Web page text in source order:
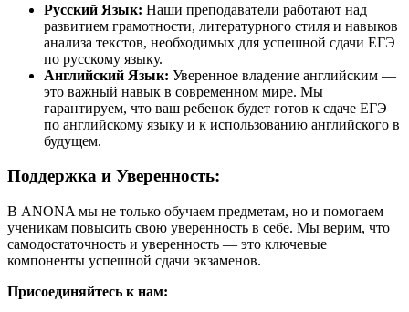
Русский Язык: Наши преподаватели работают над
развитием грамотности, литературного стиля и навыков
анализа текстов, необходимых для успешной сдачи ЕГЭ
по русскому языку.
Английский Язык: Уверенное владение английским —
это важный навык в современном мире. Мы
гарантируем, что ваш ребенок будет готов к сдаче ЕГЭ
по английскому языку и к использованию английского в
будущем.
Поддержка и Уверенность:
В ANONA мы не только обучаем предметам, но и помогаем
ученикам повысить свою уверенность в себе. Мы верим, что
самодостаточность и уверенность — это ключевые
компоненты успешной сдачи экзаменов.
Присоединяйтесь к нам: